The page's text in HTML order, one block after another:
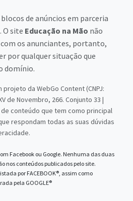
de anúncios em parceria
O site Educação na Mão não
os anunciantes, portanto,
por qualquer situação que
domínio.
projeto da WebGo Content (CNPJ:
de Novembro, 266. Conjunto 33 |
de conteúdo que tem como principal
respondam todas as suas dúvidas
Facebook ou Google. Nenhuma das duas
nos conteúdos publicados pelo site.
por FACEBOOK®, assim como
pela GOOGLE®